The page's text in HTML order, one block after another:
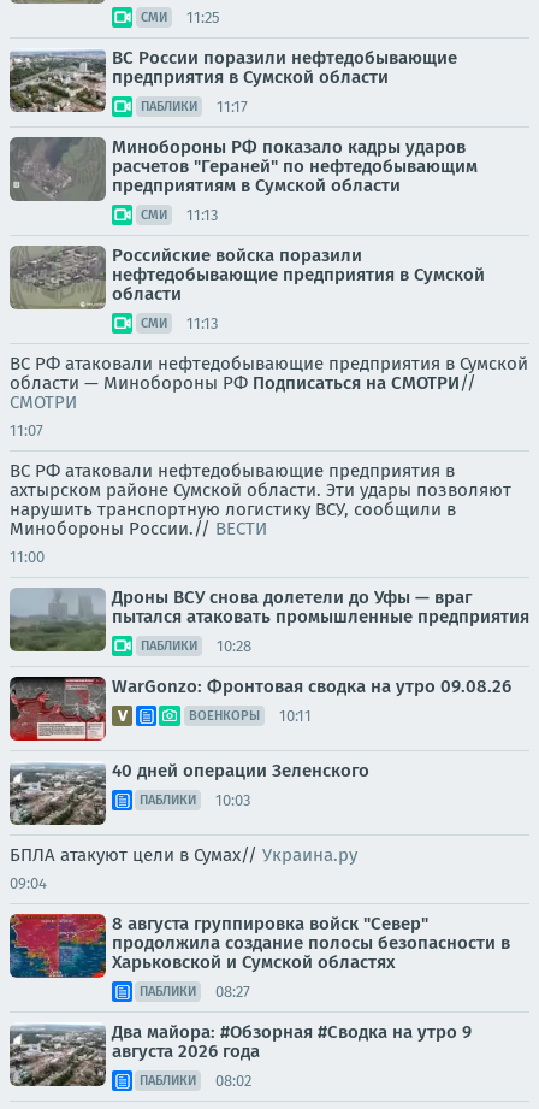
СМИ 11:25
ВС России поразили нефтедобывающие
предприятия в Сумской области
ПАБЛИКИ 11:17
Минобороны РФ показало кадры ударов
расчетов "Гераней" по нефтедобывающим
предприятиям в Сумской области
СМИ 11:13
Российские войска поразили
нефтедобывающие предприятия в Сумской
области
СМИ 11:13
ВС РФ атаковали нефтедобывающие предприятия в Сумской
области — Минобороны РФ Подписаться на СМОТРИ//
СМОТРИ
11:07
ВС РФ атаковали нефтедобывающие предприятия в
ахтырском районе Сумской области. Эти удары позволяют
нарушить транспортную логистику ВСУ, сообщили в
Минобороны России.// ВЕСТИ
11:00
Дроны ВСУ снова долетели до Уфы — враг
пытался атаковать промышленные предприятия
ПАБЛИКИ 10:28
WarGonzo: Фронтовая сводка на утро 09.08.26
ВОЕНКОРЫ 10:11
40 дней операции Зеленского
ПАБЛИКИ 10:03
БПЛА атакуют цели в Сумах// Украина.ру
09:04
8 августа группировка войск "Север"
продолжила создание полосы безопасности в
Харьковской и Сумской областях
ПАБЛИКИ 08:27
Два майора: #Обзорная #Сводка на утро 9
августа 2026 года
ПАБЛИКИ 08:02